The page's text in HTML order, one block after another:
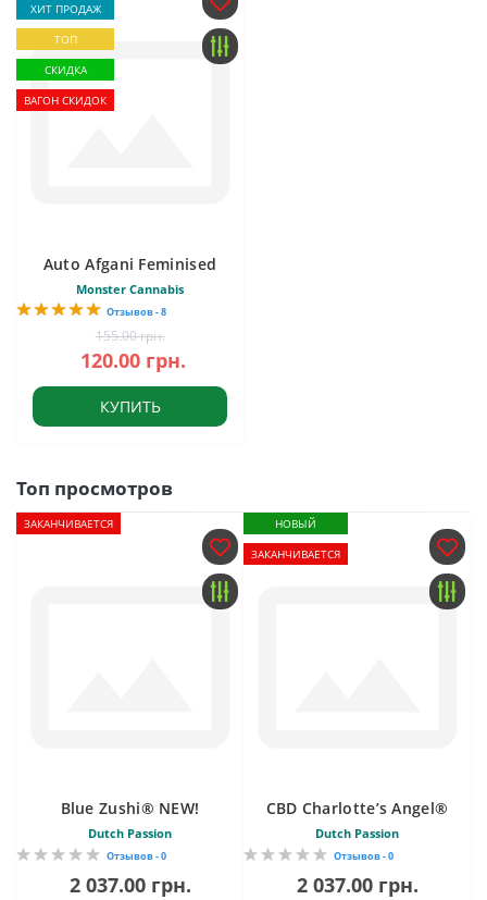
ХИТ ПРОДАЖ
ТОП
СКИДКА
ВАГОН СКИДОК
Auto Afgani Feminised
Monster Cannabis
Отзывов - 8
155.00 грн.
120.00 грн.
КУПИТЬ
Топ просмотров
ЗАКАНЧИВАЕТСЯ
Blue Zushi® NEW!
Dutch Passion
Отзывов - 0
2 037.00 грн.
НОВЫЙ
ЗАКАНЧИВАЕТСЯ
CBD Charlotte’s Angel®
Dutch Passion
Отзывов - 0
2 037.00 грн.